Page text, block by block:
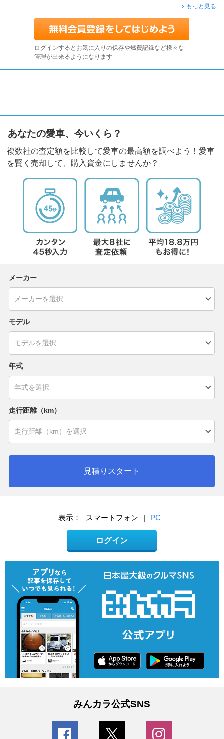
もっと見る
ログインするとお気に入りの保存や燃費記録など様々な
管理が出来るようになります
あなたの愛車、今いくら？
複数社の査定額を比較して愛車の最高額を調べよう！愛車
を賢く売却して、購入資金にしませんか？
メーカー
モデル
年式
走行距離（km）
見積りスタート
表示： スマートフォン | PC
ログイン
みんカラ公式SNS